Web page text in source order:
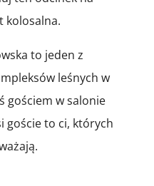
kolosalna.
to jeden z
leśnych w
gościem w salonie
goście to ci, których